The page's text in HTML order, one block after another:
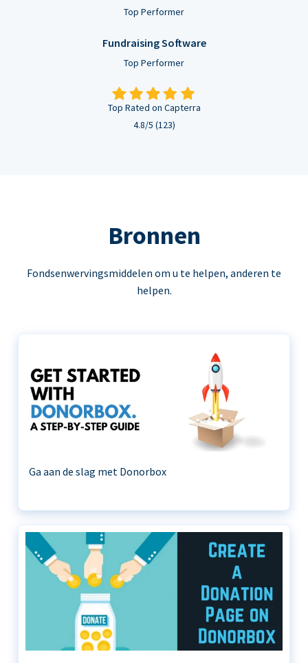
Top Performer
Fundraising Software
Top Performer
Top Rated on Capterra
4.8/5 (123)
Bronnen
Fondsenwervingsmiddelen om u te helpen, anderen te
helpen.
Ga aan de slag met Donorbox